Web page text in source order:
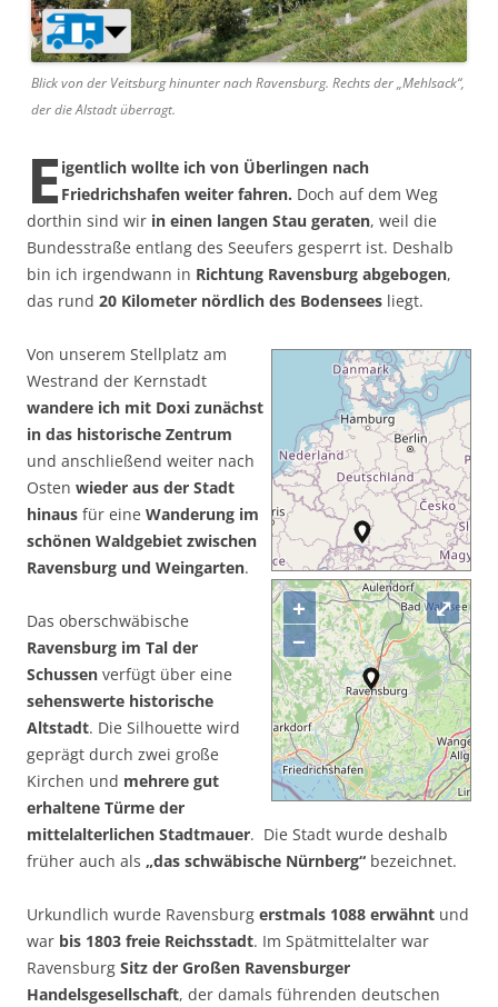
Blick von der Veitsburg hinunter nach Ravensburg. Rechts der „Mehlsack“,
der die Alstadt überragt.
E igentlich wollte ich von Überlingen nach
Friedrichshafen weiter fahren. Doch auf dem Weg
dorthin sind wir in einen langen Stau geraten, weil die
Bundesstraße entlang des Seeufers gesperrt ist. Deshalb
bin ich irgendwann in Richtung Ravensburg abgebogen,
das rund 20 Kilometer nördlich des Bodensees liegt.
+
−
⤢
Von unserem Stellplatz am
Westrand der Kernstadt
wandere ich mit Doxi zunächst
in das historische Zentrum
und anschließend weiter nach
Osten wieder aus der Stadt
hinaus für eine Wanderung im
schönen Waldgebiet zwischen
Ravensburg und Weingarten.
Das oberschwäbische
Ravensburg im Tal der
Schussen verfügt über eine
sehenswerte historische
Altstadt. Die Silhouette wird
geprägt durch zwei große
Kirchen und mehrere gut
erhaltene Türme der
mittelalterlichen Stadtmauer. Die Stadt wurde deshalb
früher auch als „das schwäbische Nürnberg“ bezeichnet.
Urkundlich wurde Ravensburg erstmals 1088 erwähnt und
war bis 1803 freie Reichsstadt. Im Spätmittelalter war
Ravensburg Sitz der Großen Ravensburger
Handelsgesellschaft, der damals führenden deutschen